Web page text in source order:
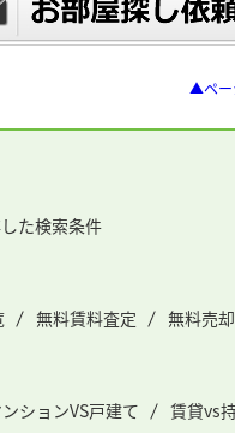
▲ペー
た検索条件
無料賃料査定 無料売
ションVS戸建て 賃貸vs